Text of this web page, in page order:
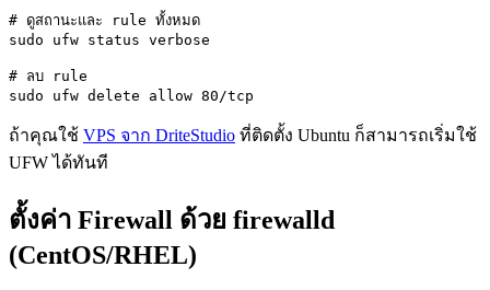
# ดูสถานะและ rule ทั้งหมด
sudo ufw status verbose
# ลบ rule
sudo ufw delete allow 80/tcp
ถ้าคุณใช้ VPS จาก DriteStudio ที่ติดตั้ง Ubuntu ก็สามารถเริ่มใช้
UFW ได้ทันที
ตั้งค่า Firewall ด้วย firewalld
(CentOS/RHEL)